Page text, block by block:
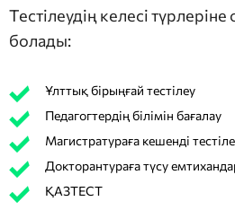
Тестілеудің келесі түрлеріне
болады:
Ұлттық бірыңғай тестілеу
Педагогтердің білімін бағалау
Магистратураға кешенді
Докторантураға түсу
ҚАЗТЕСТ